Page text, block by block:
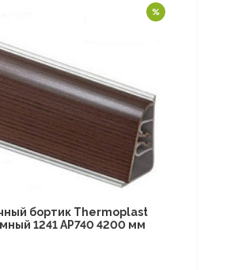
бортик Thermoplast
1241 AP740 4200 мм